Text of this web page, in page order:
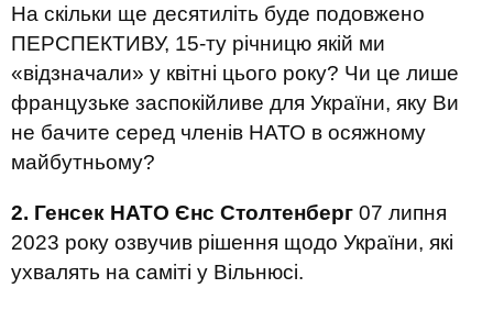
На скільки ще десятиліть буде подовжено
ПЕРСПЕКТИВУ, 15-ту річницю якій ми
«відзначали» у квітні цього року? Чи це лише
французьке заспокійливе для України, яку Ви
не бачите серед членів НАТО в осяжному
майбутньому?
2. Генсек НАТО Єнс Столтенберг 07 липня
2023 року озвучив рішення щодо України, які
ухвалять на саміті у Вільнюсі.